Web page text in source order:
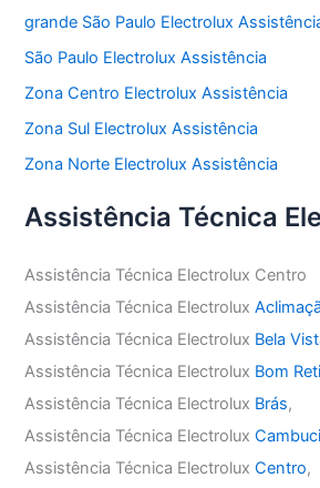
grande São Paulo Electrolux
São Paulo Electrolux Assistência
Zona Centro Electrolux Assistência
Zona Sul Electrolux Assistência
Zona Norte Electrolux Assistência
Assistência Técnica
Assistência Técnica Electrolux Centro
Assistência Técnica Electrolux
Assistência Técnica Electrolux Bela
Assistência Técnica Electrolux Bom
Assistência Técnica Electrolux Brás,
Assistência Técnica ElectroluxCambuci
Assistência Técnica ElectroluxCentro,